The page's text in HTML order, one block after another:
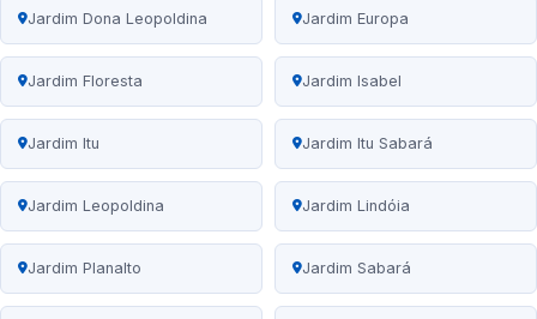
Jardim Dona Leopoldina Jardim Europa
Jardim Floresta Jardim Isabel
Jardim Itu Jardim Itu Sabará
Jardim Leopoldina Jardim Lindóia
Jardim Planalto Jardim Sabará